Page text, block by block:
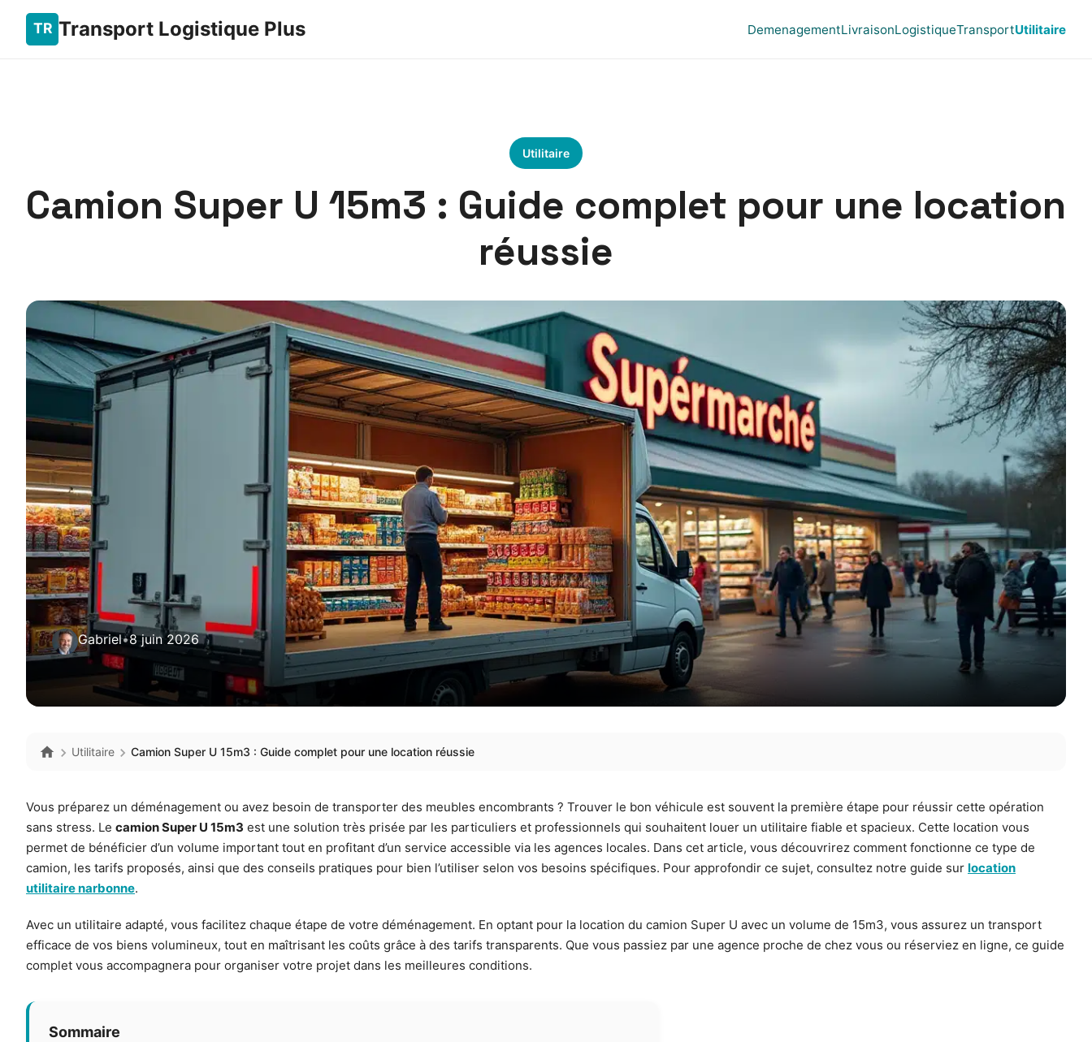
Transport Logistique Plus DemenagementLivraisonLogistiqueTransportUtilitaire
Utilitaire
Camion Super U 15m3 : Guide complet pour une location
réussie
Gabriel•8 juin 2026
Utilitaire Camion Super U 15m3 : Guide complet pour une location réussie
Vous préparez un déménagement ou avez besoin de transporter des meubles encombrants ? Trouver le bon véhicule est souvent la première étape pour réussir cette opération
sans stress. Le camion Super U 15m3 est une solution très prisée par les particuliers et professionnels qui souhaitent louer un utilitaire fiable et spacieux. Cette location vous
permet de bénéficier d’un volume important tout en profitant d’un service accessible via les agences locales. Dans cet article, vous découvrirez comment fonctionne ce type de
camion, les tarifs proposés, ainsi que des conseils pratiques pour bien l’utiliser selon vos besoins spécifiques. Pour approfondir ce sujet, consultez notre guide sur location
utilitaire narbonne.
Avec un utilitaire adapté, vous facilitez chaque étape de votre déménagement. En optant pour la location du camion Super U avec un volume de 15m3, vous assurez un transport
efficace de vos biens volumineux, tout en maîtrisant les coûts grâce à des tarifs transparents. Que vous passiez par une agence proche de chez vous ou réserviez en ligne, ce guide
complet vous accompagnera pour organiser votre projet dans les meilleures conditions.
Sommaire